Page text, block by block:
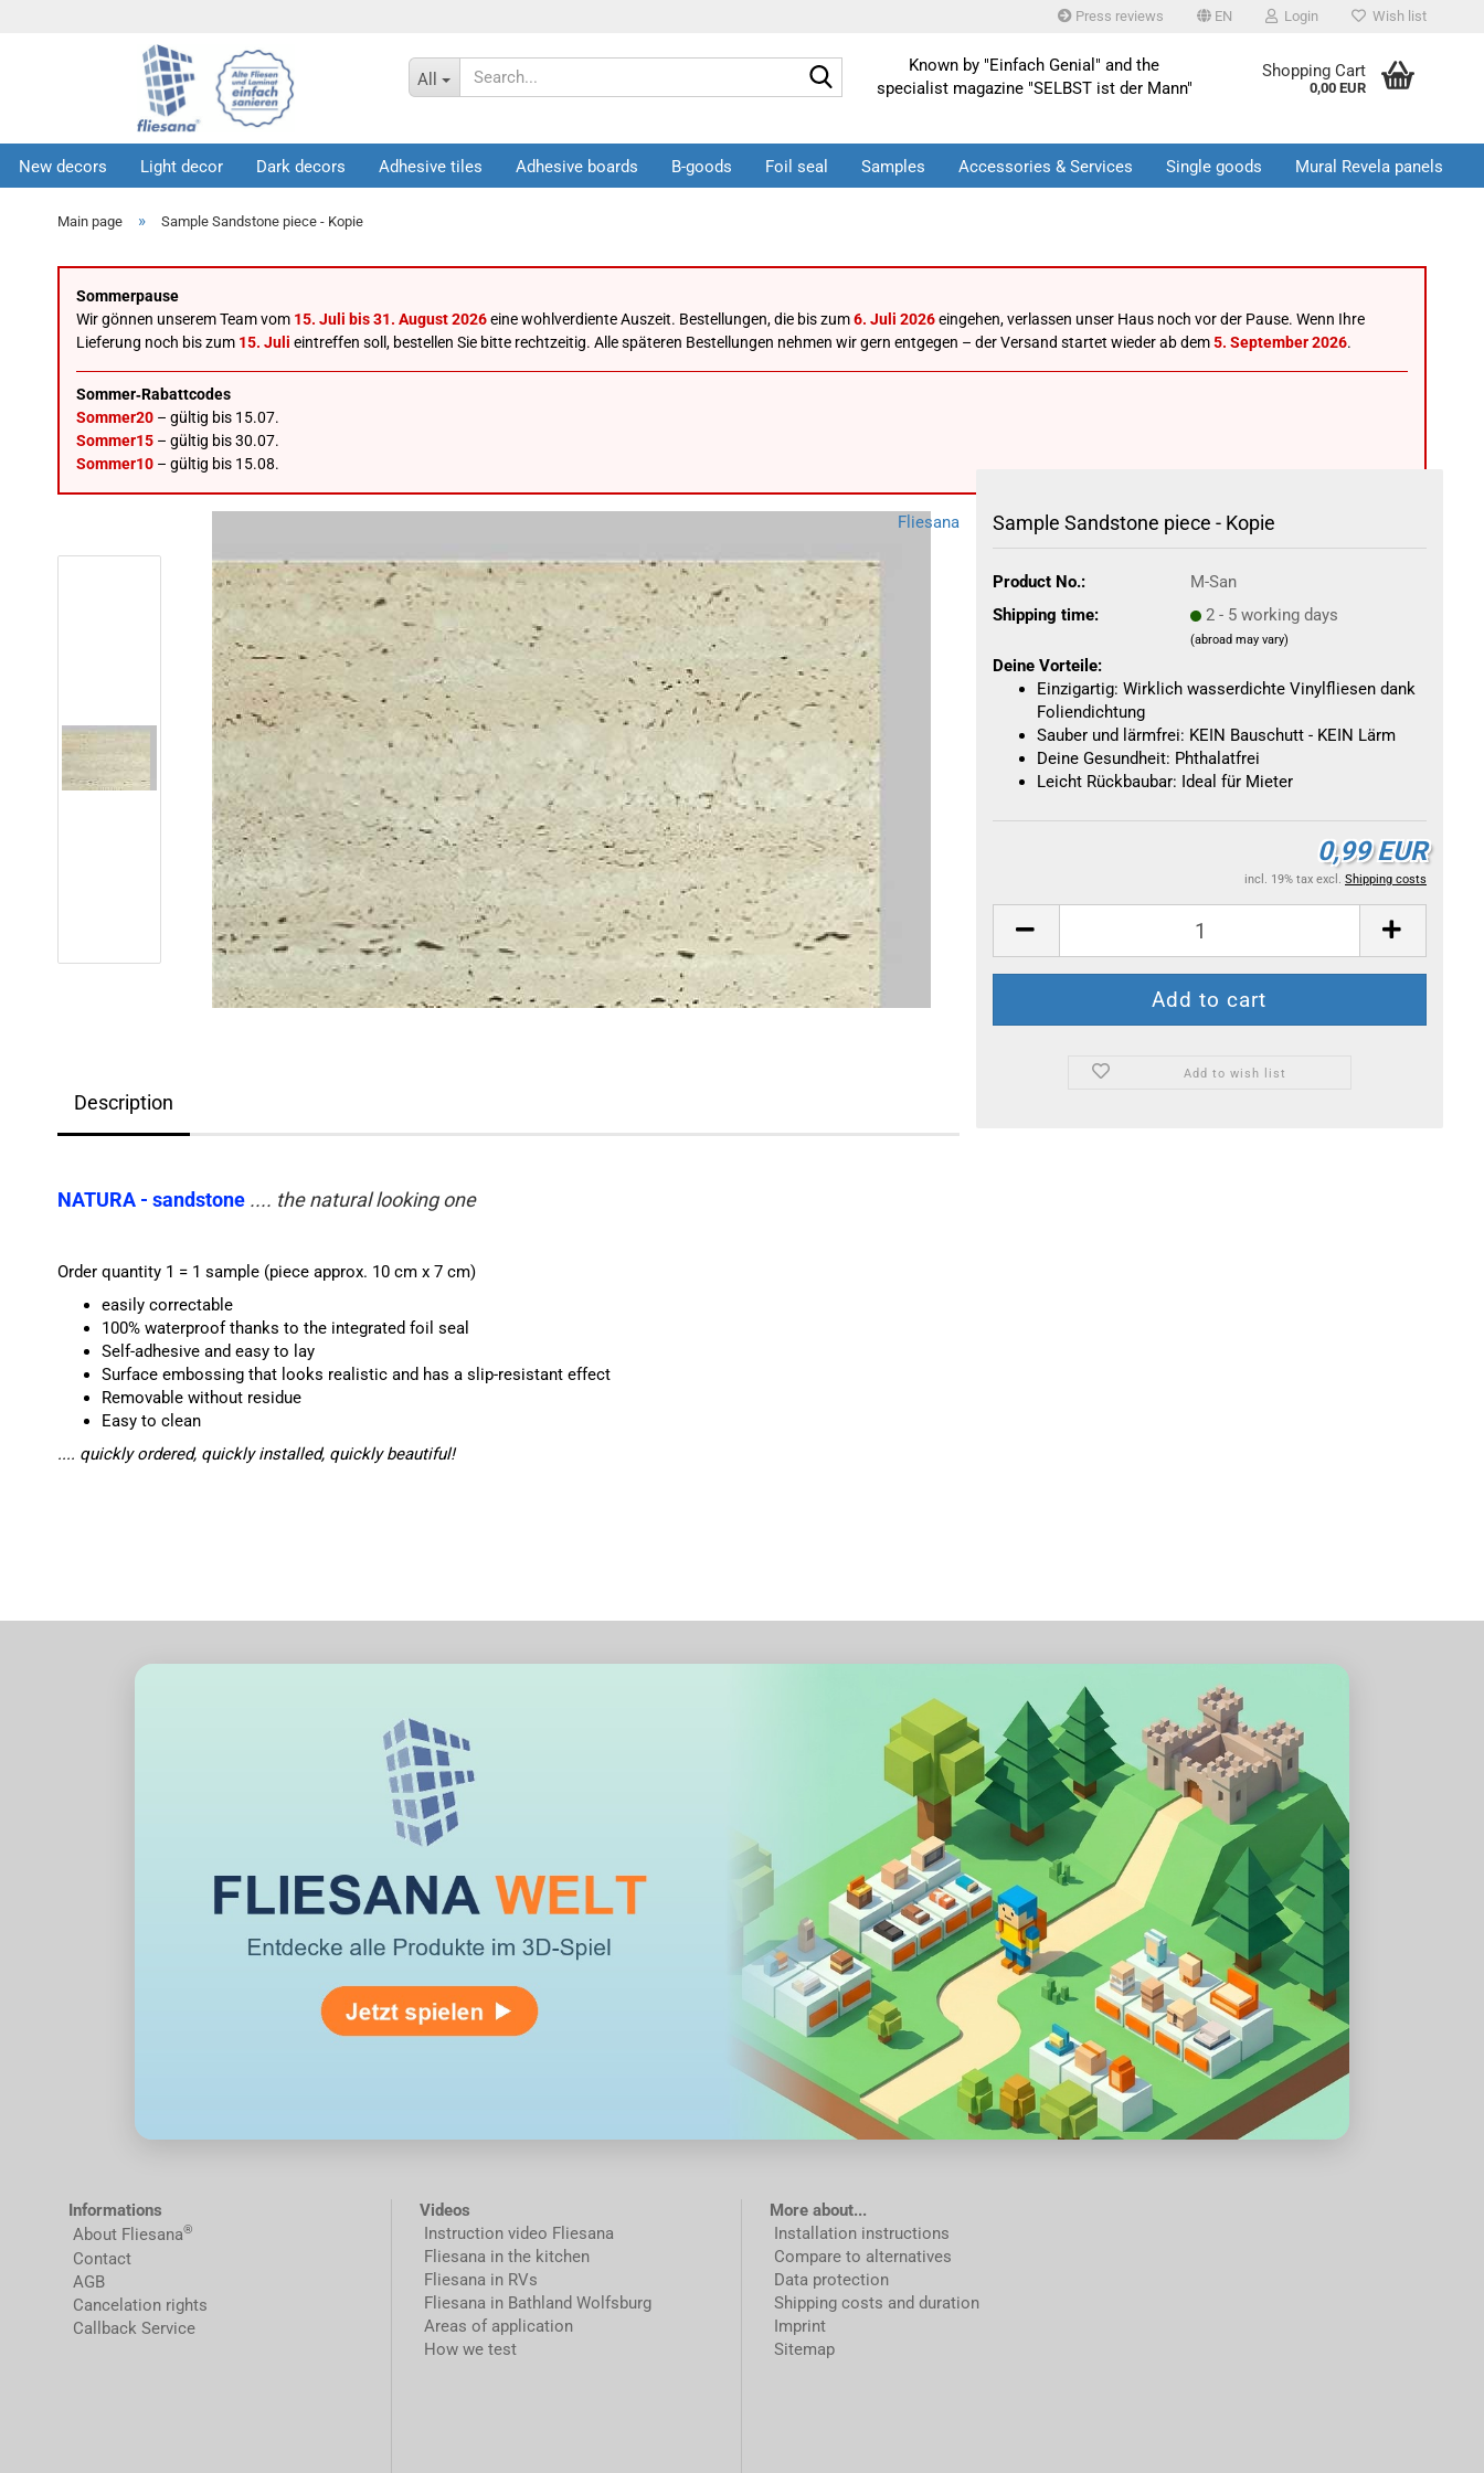
Press reviews EN Login Wish list
All
Known by "Einfach Genial" and the
specialist magazine "SELBST ist der Mann"
Shopping Cart
0,00 EUR
New decors Light decor Dark decors Adhesive tiles Adhesive boards B-goods Foil seal Samples Accessories & Services Single goods Mural Revela panels
Main page » Sample Sandstone piece - Kopie
Sommerpause
Wir gönnen unserem Team vom 15. Juli bis 31. August 2026eine wohlverdiente Auszeit. Bestellungen, die bis zum6. Juli 2026eingehen, verlassen unser Haus noch vor der Pause. Wenn Ihre
Lieferung noch bis zum 15. Juli eintreffen soll, bestellen Sie bitte rechtzeitig. Alle späteren Bestellungen nehmen wir gern entgegen – der Versand startet wieder ab dem5. September 2026.
Sommer‑Rabattcodes
Sommer20 – gültig bis 15.07.
Sommer15 – gültig bis 30.07.
Sommer10 – gültig bis 15.08.
Fliesana Sample Sandstone piece - Kopie
Product No.:
M-San
Shipping time:
2 - 5 working days
(abroad may vary)
Deine Vorteile:
Einzigartig: Wirklich wasserdichte Vinylfliesen dank
Foliendichtung
Sauber und lärmfrei: KEIN Bauschutt - KEIN Lärm
Deine Gesundheit: Phthalatfrei
Leicht Rückbaubar: Ideal für Mieter
0,99 EUR
incl. 19% tax excl. Shipping costs
Add to wish list
Description
NATURA - sandstone .... the natural looking one
Order quantity 1 = 1 sample (piece approx. 10 cm x 7 cm)
easily correctable
100% waterproof thanks to the integrated foil seal
Self-adhesive and easy to lay
Surface embossing that looks realistic and has a slip-resistant effect
Removable without residue
Easy to clean
.... quickly ordered, quickly installed, quickly beautiful!
Informations
About Fliesana®
Contact
AGB
Cancelation rights
Callback Service
Videos
Instruction video Fliesana
Fliesana in the kitchen
Fliesana in RVs
Fliesana in Bathland Wolfsburg
Areas of application
How we test
More about...
Installation instructions
Compare to alternatives
Data protection
Shipping costs and duration
Imprint
Sitemap